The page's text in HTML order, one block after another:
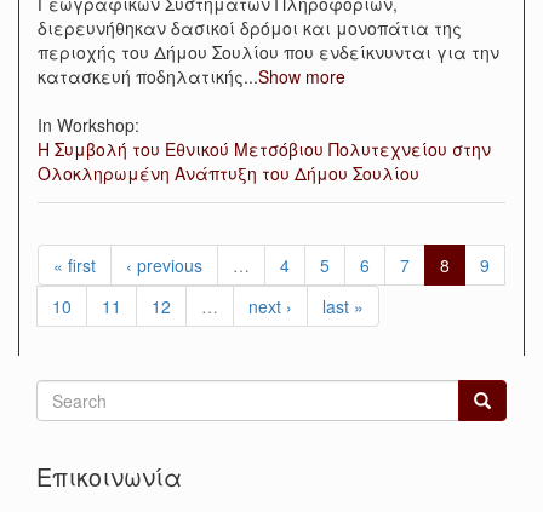
διερευνήθηκαν δασικοί δρόμοι και μονοπάτια της
περιοχής του Δήμου Σουλίου που ενδείκνυνται για την
κατασκευή ποδηλατικής...Show more
In Workshop:
Η Συμβολή του Εθνικού Μετσόβιου Πολυτεχνείου στην
Ολοκληρωμένη Ανάπτυξη του Δήμου Σουλίου
« first ‹ previous … 4 5 6 7 8
9
10
11 12 … next › last »
Search
form
Επικοινωνία